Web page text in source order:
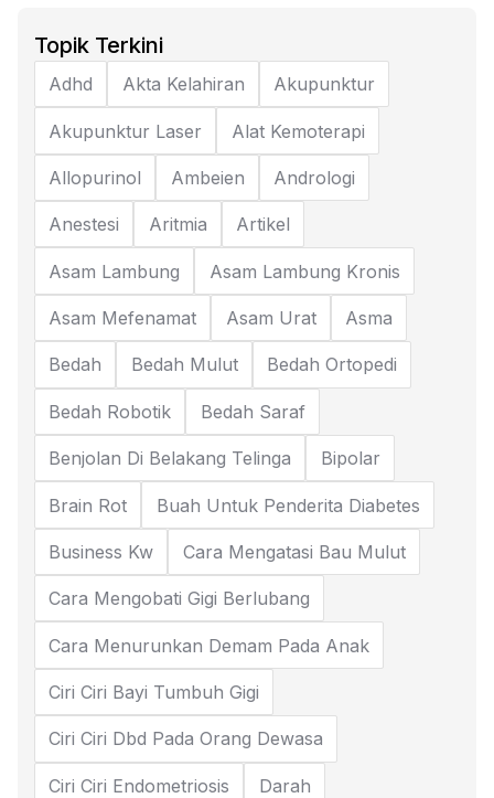
Topik Terkini
Adhd Akta Kelahiran Akupunktur
Akupunktur Laser Alat Kemoterapi
Allopurinol Ambeien Andrologi
Anestesi Aritmia Artikel
Asam Lambung Asam Lambung Kronis
Asam Mefenamat Asam Urat Asma
Bedah Bedah Mulut Bedah Ortopedi
Bedah Robotik Bedah Saraf
Benjolan Di Belakang Telinga Bipolar
Brain Rot Buah Untuk Penderita Diabetes
Business Kw Cara Mengatasi Bau Mulut
Cara Mengobati Gigi Berlubang
Cara Menurunkan Demam Pada Anak
Ciri Ciri Bayi Tumbuh Gigi
Ciri Ciri Dbd Pada Orang Dewasa
Ciri Ciri Endometriosis Darah